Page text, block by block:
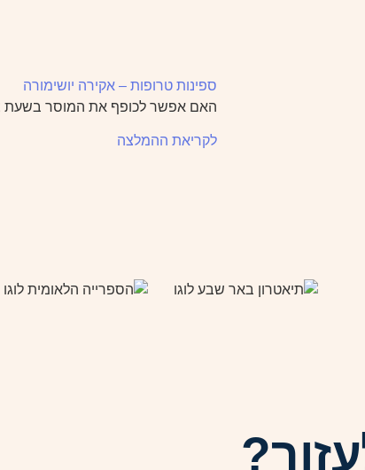
ספינות טרופות – אקירה יושימורה
האם אפשר לכופף את המוסר בשעת
לקריאת ההמלצה